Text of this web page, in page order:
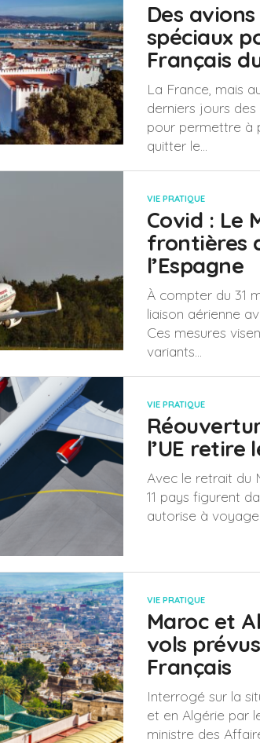
Des
spéciaux
Français
La France, mais
derniers jours
pour permettre à
quitter le...
VIE PRATIQUE
Covid : Le
frontières
l’Espagne
À compter du 31
liaison aérienne
Ces mesures
variants...
VIE PRATIQUE
l’UE retire
Avec le retrait du
11 pays figurent
autorise à
VIE PRATIQUE
Maroc et
vols
Français
Interrogé sur la
et en Algérie par
ministre des